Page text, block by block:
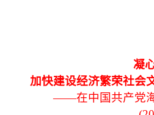
凝
加快建设经济繁荣社会
——在中国共产党